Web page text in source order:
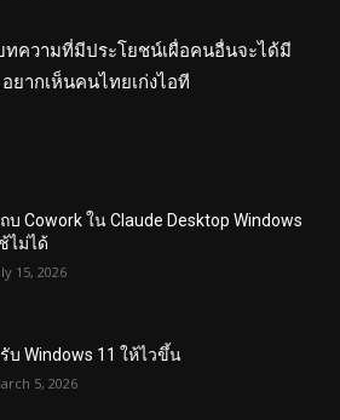
ทความที่มีประโยชน์เผื่อคนอื่นจะได้มี
ยากเห็นคนไทยเก่งไอที
บ Cowork ใน Claude Desktop Windows
ไม่ได้
15, 2026
บ Windows 11 ให้ไวขึ้น
5, 2026